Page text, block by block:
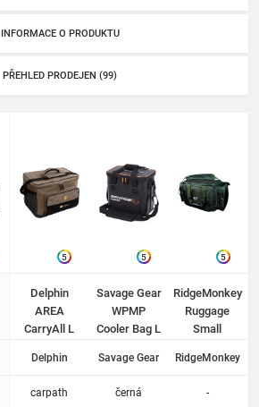
INFORMACE O PRODUKTU
PŘEHLED PRODEJEN (99)
5
Delphin
AREA
CarryAll L
Delphin
carpath
5
Savage Gear
WPMP
Cooler Bag L
Savage Gear
černá
5
RidgeMonkey
Ruggage
Small
RidgeMonkey
-